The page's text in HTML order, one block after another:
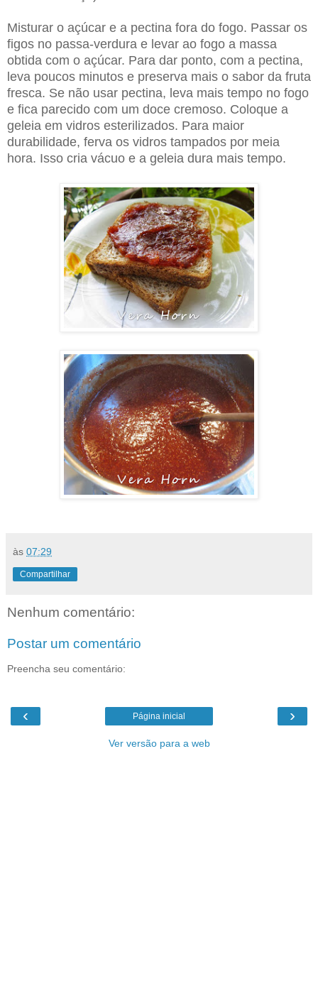
Misturar o açúcar e a pectina fora do fogo. Passar os
figos no passa-verdura e levar ao fogo a massa
obtida com o açúcar. Para dar ponto, com a pectina,
leva poucos minutos e preserva mais o sabor da fruta
fresca. Se não usar pectina, leva mais tempo no fogo
e fica parecido com um doce cremoso. Coloque a
geleia em vidros esterilizados. Para maior
durabilidade, ferva os vidros tampados por meia
hora. Isso cria vácuo e a geleia dura mais tempo.
às 07:29
Compartilhar
Nenhum comentário:
Postar um comentário
Preencha seu comentário:
‹ ›
Página inicial
Ver versão para a web